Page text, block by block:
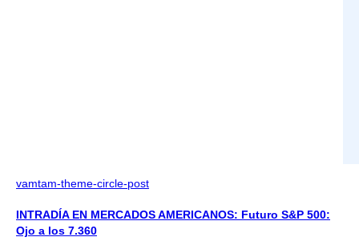
vamtam-theme-circle-post
INTRADÍA EN MERCADOS AMERICANOS: Futuro S&P 500:
Ojo a los 7.360